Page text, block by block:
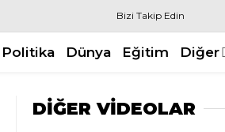
Bizi Takip Edin
Politika Dünya Eğitim Diğer
DİĞER VİDEOLAR